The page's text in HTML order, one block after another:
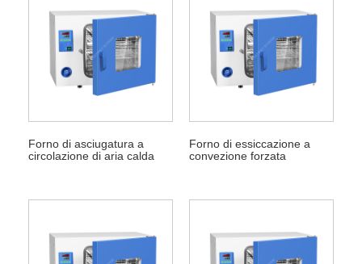
Forno di asciugatura a
circolazione di aria calda
Forno di essiccazione a
convezione forzata